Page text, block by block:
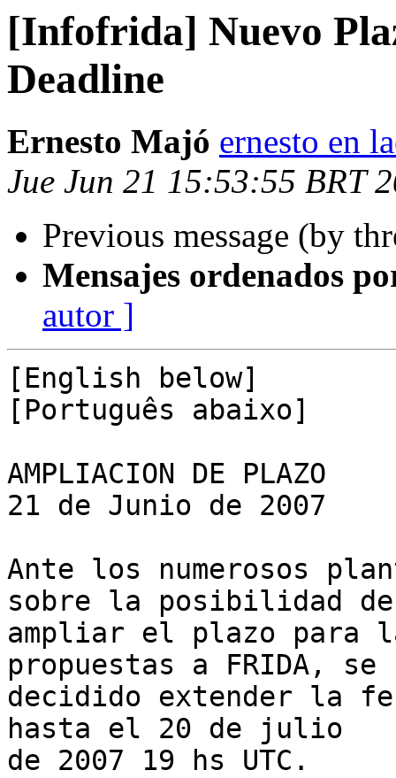
[Infofrida] Nuevo
Deadline
Ernesto Majó ernesto en
Jue Jun 21 15:53:55 BRT
Previous message (by
Mensajes ordenados
autor ]
[English below]
[Português abaixo]
AMPLIACION DE PLAZO
21 de Junio de 2007
Ante los numerosos
sobre la posibilidad
ampliar el plazo para
propuestas a FRIDA,
decidido extender la
hasta el 20 de julio
de 2007 19 hs UTC.